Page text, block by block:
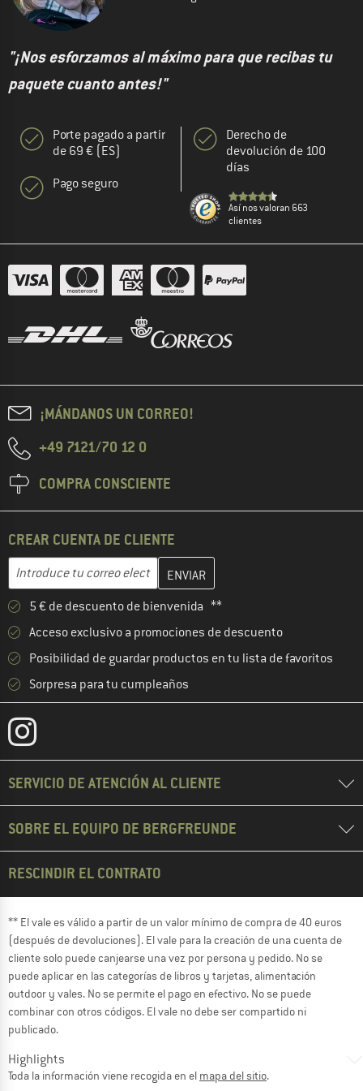
"¡Nos esforzamos al máximo para que recibas tu
paquete cuanto antes!"
Porte pagado a partir
de 69 € (ES)
Pago seguro
Derecho de
devolución de 100
días
Así nos valoran 663
clientes
¡MÁNDANOS UN CORREO!
+49 7121/70 12 0
COMPRA CONSCIENTE
CREAR CUENTA DE CLIENTE
Dirección de correo electrónico
Introduce aquí tu dirección de correo electrónico y crea tu
5 € de descuento de bienvenida **
Acceso exclusivo a promociones de descuento
Posibilidad de guardar productos en tu lista de favoritos
Sorpresa para tu cumpleaños
SERVICIO DE ATENCIÓN AL CLIENTE
SOBRE EL EQUIPO DE BERGFREUNDE
RESCINDIR EL CONTRATO
** El vale es válido a partir de un valor mínimo de compra de 40 euros
(después de devoluciones). El vale para la creación de una cuenta de
cliente solo puede canjearse una vez por persona y pedido. No se
puede aplicar en las categorías de libros y tarjetas, alimentación
outdoor y vales. No se permite el pago en efectivo. No se puede
combinar con otros códigos. El vale no debe ser compartido ni
publicado.
Highlights
Toda la información viene recogida en el mapa del sitio.